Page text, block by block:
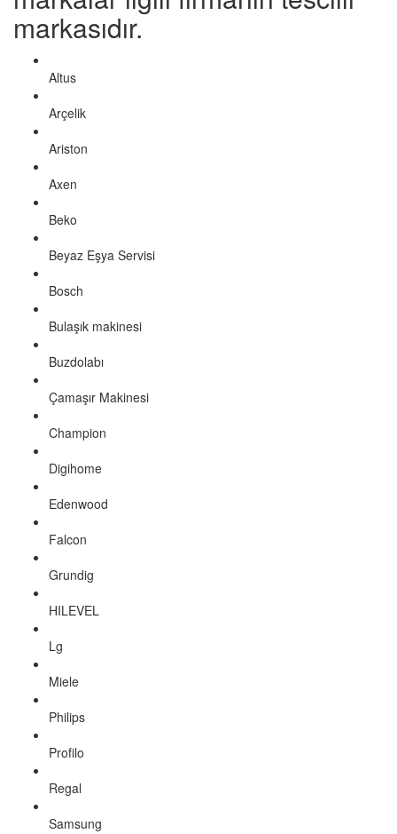
markasıdır.
Altus
Arçelik
Ariston
Axen
Beko
Beyaz Eşya Servisi
Bosch
Bulaşık makinesi
Buzdolabı
Çamaşır Makinesi
Champion
Digihome
Edenwood
Falcon
Grundig
HILEVEL
Lg
Miele
Philips
Profilo
Regal
Samsung